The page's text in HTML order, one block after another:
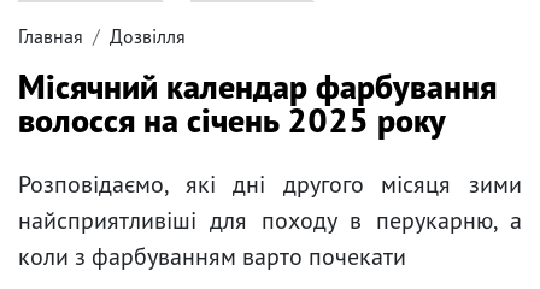
Главная Дозвілля
Місячний календар фарбування
волосся на січень 2025 року
Розповідаємо, які дні другого місяця зими
найсприятливіші для походу в перукарню, а
коли з фарбуванням варто почекати